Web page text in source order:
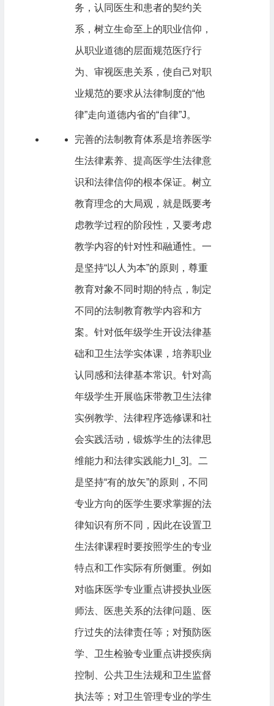
务，认同医生和患者的契约关
系，树立生命至上的职业信仰，
从职业道德的层面规范医疗行
为、审视医患关系，使自己对职
业规范的要求从法律制度的“他
律”走向道德内省的“自律”J。
完善的法制教育体系是培养医学
生法律素养、提高医学生法律意
识和法律信仰的根本保证。树立
教育理念的大局观，就是既要考
虑教学过程的阶段性，又要考虑
教学内容的针对性和融通性。一
是坚持“以人为本”的原则，尊重
教育对象不同时期的特点，制定
不同的法制教育教学内容和方
案。针对低年级学生开设法律基
础和卫生法学实体课，培养职业
认同感和法律基本常识。针对高
年级学生开展临床带教卫生法律
实例教学、法律程序选修课和社
会实践活动，锻炼学生的法律思
维能力和法律实践能力l_3]。二
是坚持“有的放矢”的原则，不同
专业方向的医学生要求掌握的法
律知识有所不同，因此在设置卫
生法律课程时要按照学生的专业
特点和工作实际有所侧重。例如
对临床医学专业重点讲授执业医
师法、医患关系的法律问题、医
疗过失的法律责任等；对预防医
学、卫生检验专业重点讲授疾病
控制、公共卫生法规和卫生监督
执法等；对卫生管理专业的学生